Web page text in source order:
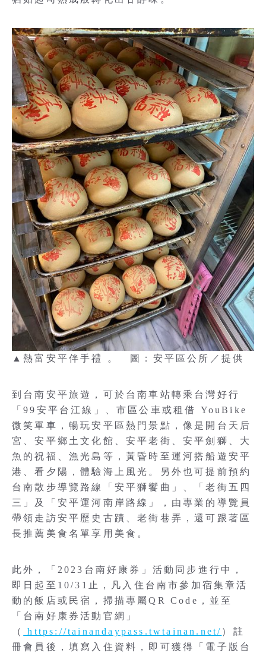
▲熱富安平伴手禮 。 圖：安平區公所／提供
到台南安平旅遊，可於台南車站轉乘台灣好行
「99安平台江線」、市區公車或租借 YouBike
微笑單車，暢玩安平區熱門景點，像是開台天后
宮、安平鄉土文化館、安平老街、安平劍獅、大
魚的祝福、漁光島等，黃昏時至運河搭船遊安平
港、看夕陽，體驗海上風光。另外也可提前預約
台南散步導覽路線「安平獅饗曲」、「老街五四
三」及「安平運河南岸路線」，由專業的導覽員
帶領走訪安平歷史古蹟、老街巷弄，還可跟著區
長推薦美食名單享用美食。
此外，「2023台南好康券」活動同步進行中，
即日起至10/31止，凡入住台南市參加宿集章活
動的飯店或民宿，掃描專屬QR Code，並至
「台南好康券活動官網」
（
https://tainandaypass.twtainan.net/ ）註
冊會員後，填寫入住資料，即可獲得「電子版台